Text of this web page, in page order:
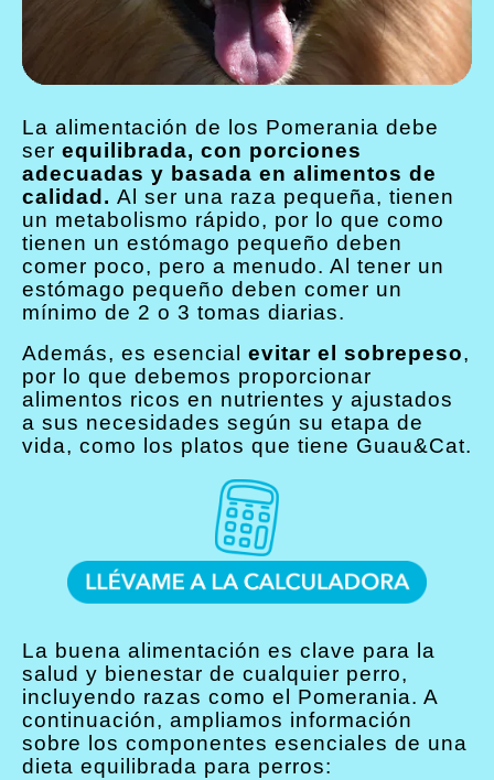
La alimentación de los Pomerania debe
ser equilibrada, con porciones
adecuadas y basada en alimentos de
calidad. Al ser una raza pequeña, tienen
un metabolismo rápido, por lo que como
tienen un estómago pequeño deben
comer poco, pero a menudo. Al tener un
estómago pequeño deben comer un
mínimo de 2 o 3 tomas diarias.
Además, es esencial evitar el sobrepeso,
por lo que debemos proporcionar
alimentos ricos en nutrientes y ajustados
a sus necesidades según su etapa de
vida, como los platos que tiene Guau&Cat.
La buena alimentación es clave para la
salud y bienestar de cualquier perro,
incluyendo razas como el Pomerania. A
continuación, ampliamos información
sobre los componentes esenciales de una
dieta equilibrada para perros: